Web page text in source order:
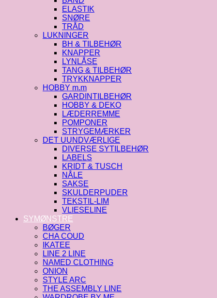
ELASTIK
SNØRE
TRÅD
LUKNINGER
BH & TILBEHØR
KNAPPER
LYNLÅSE
TANG & TILBEHØR
TRYKKNAPPER
HOBBY m.m
GARDINTILBEHØR
HOBBY & DEKO
LÆDERREMME
POMPONER
STRYGEMÆRKER
DET UUNDVÆRLIGE
DIVERSE SYTILBEHØR
LABELS
KRIDT & TUSCH
NÅLE
SAKSE
SKULDERPUDER
TEKSTIL-LIM
VLIESELINE
SYMØNSTRE
BØGER
CHA COUD
IKATEE
LINE 2 LINE
NAMED CLOTHING
ONION
STYLE ARC
THE ASSEMBLY LINE